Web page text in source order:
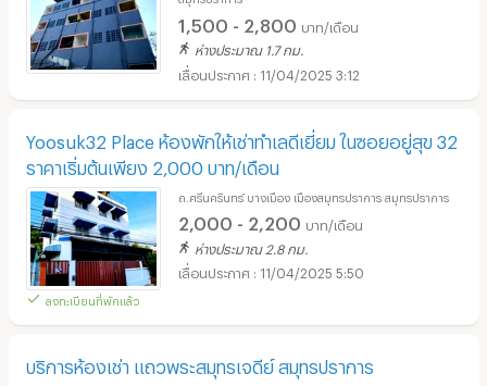
1,500 - 2,800 บาท/เดือน
ห่างประมาณ 1.7 กม.
11/04/2025 3:12
Yoosuk32 Place ห้องพักให้เช่าทำเลดีเยี่ยม ในซอยอยู่สุข 32
ราคาเริ่มต้นเพียง 2,000 บาท/เดือน
ลงทะเบียนที่พักแล้ว
ถ.ศรีนครินทร์ บางเมือง เมืองสมุทรปราการ สมุทรปราการ
2,000 - 2,200 บาท/เดือน
ห่างประมาณ 2.8 กม.
11/04/2025 5:50
บริการห้องเช่า แถวพระสมุทรเจดีย์ สมุทรปราการ